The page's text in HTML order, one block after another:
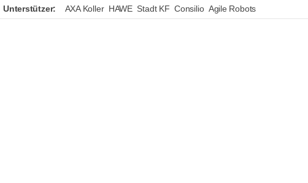
Unterstützer: AXA Koller HAWE Stadt KF Consilio Agile Robots